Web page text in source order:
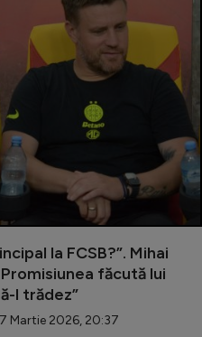
la FCSB?”. Mihai
făcută lui
l trădez”
Martie 2026, 20:37